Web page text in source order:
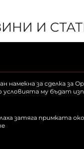
И
намекна за сделка за
условията му бъдат
затяга примката